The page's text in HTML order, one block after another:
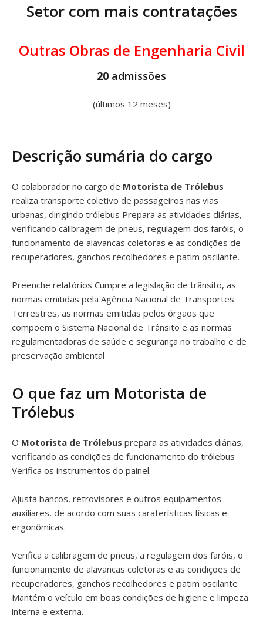
Setor com mais contratações
Outras Obras de Engenharia Civil
20 admissões
(últimos 12 meses)
Descrição sumária do cargo
O colaborador no cargo de Motorista de Trólebus
realiza transporte coletivo de passageiros nas vias
urbanas, dirigindo trólebus Prepara as atividades diárias,
verificando calibragem de pneus, regulagem dos faróis, o
funcionamento de alavancas coletoras e as condições de
recuperadores, ganchos recolhedores e patim oscilante.
Preenche relatórios Cumpre a legislação de trânsito, as
normas emitidas pela Agência Nacional de Transportes
Terrestres, as normas emitidas pelos órgãos que
compõem o Sistema Nacional de Trânsito e as normas
regulamentadoras de saúde e segurança no trabalho e de
preservação ambiental
O que faz um Motorista de
Trólebus
O Motorista de Trólebus prepara as atividades diárias,
verificando as condições de funcionamento do trólebus
Verifica os instrumentos do painel.
Ajusta bancos, retrovisores e outros equipamentos
auxiliares, de acordo com suas caraterísticas físicas e
ergonômicas.
Verifica a calibragem de pneus, a regulagem dos faróis, o
funcionamento de alavancas coletoras e as condições de
recuperadores, ganchos recolhedores e patim oscilante
Mantém o veículo em boas condições de higiene e limpeza
interna e externa.